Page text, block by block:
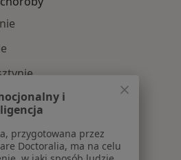
Olsztynie
i
przygotowana przez
Doctoralia, ma na celu